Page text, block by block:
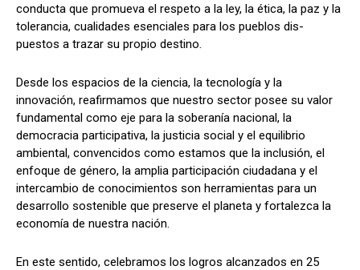
conducta que promueva el respeto a la ley, la ética, la paz y la
tolerancia, cualidades esenciales para los pueblos dis-
puestos a trazar su propio destino.
Desde los espacios de la ciencia, la tecnología y la
innovación, reafirmamos que nuestro sector posee su valor
fundamental como eje para la soberanía nacional, la
democracia participativa, la justicia social y el equilibrio
ambiental, convencidos como estamos que la inclusión, el
enfoque de género, la amplia participación ciudadana y el
intercambio de conocimientos son herramientas para un
desarrollo sostenible que preserve el planeta y fortalezca la
economía de nuestra nación.
En este sentido, celebramos los logros alcanzados en 25